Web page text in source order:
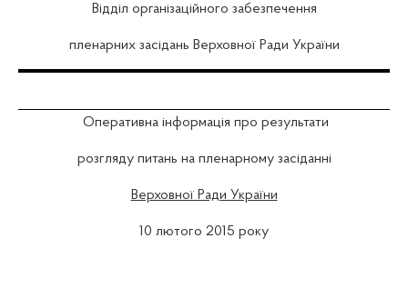
Відділ організаційного забезпечення
пленарних засідань Верховної Ради України
Оперативна інформація про результати
розгляду питань на пленарному засіданні
Верховної Ради України
10 лютого 2015 року